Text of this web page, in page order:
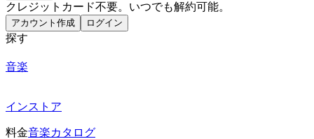
クレジットカード不要。いつでも解約可能。
アカウント作成 ログイン
探す
音楽
インストア
料金音楽カタログ